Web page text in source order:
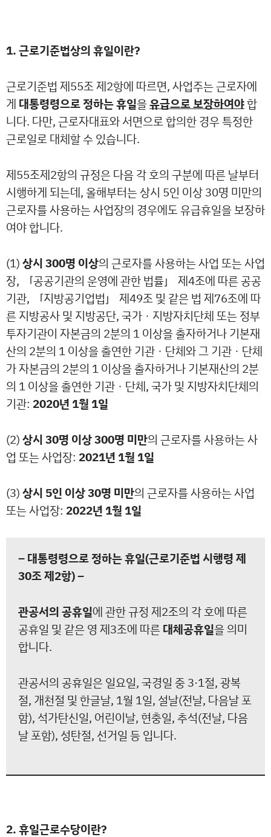
1. 근로기준법상의 휴일이란?
근로기준법 제55조 제2항에 따르면, 사업주는 근로자에
게 대통령령으로 정하는 휴일을유급으로 보장하여야합
니다. 다만, 근로자대표와 서면으로 합의한 경우 특정한
근로일로 대체할 수 있습니다.
제55조제2항의 규정은 다음 각 호의 구분에 따른 날부터
시행하게 되는데, 올해부터는 상시 5인 이상 30명 미만의
근로자를 사용하는 사업장의 경우에도 유급휴일을 보장하
여야 합니다.
(1)상시 300명 이상의 근로자를 사용하는 사업 또는 사업
장, 「공공기관의 운영에 관한 법률」 제4조에 따른 공공
기관, 「지방공기업법」 제49조 및 같은 법 제76조에 따
른 지방공사 및 지방공단, 국가ㆍ지방자치단체 또는 정부
투자기관이 자본금의 2분의 1 이상을 출자하거나 기본재
산의 2분의 1 이상을 출연한 기관ㆍ단체와 그 기관ㆍ단체
가 자본금의 2분의 1 이상을 출자하거나 기본재산의 2분
의 1 이상을 출연한 기관ㆍ단체, 국가 및 지방자치단체의
기관: 2020년 1월 1일
(2)상시 30명 이상 300명 미만의 근로자를 사용하는 사
업 또는 사업장: 2021년 1월 1일
(3)상시 5인 이상 30명 미만의 근로자를 사용하는 사업
또는 사업장: 2022년 1월 1일
– 대통령령으로 정하는 휴일(근로기준법 시행령 제
30조 제2항) –
관공서의 공휴일에 관한 규정 제2조의 각 호에 따른
공휴일 및 같은 영 제3조에 따른대체공휴일을 의미
합니다.
관공서의 공휴일은 일요일, 국경일 중 3·1절, 광복
절, 개천절 및 한글날, 1월 1일, 설날(전날, 다음날 포
함), 석가탄신일, 어린이날, 현충일, 추석(전날, 다음
날 포함), 성탄절, 선거일 등 입니다.
2. 휴일근로수당이란?